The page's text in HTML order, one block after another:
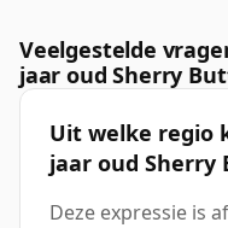
Veelgestelde
jaar oud Sherry
Uit welke regio
jaar oud Sherry
Deze expressie is